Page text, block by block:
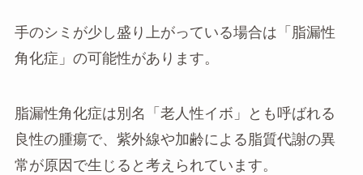
手のシミが少し盛り上がっている場合は「脂漏性
角化症」の可能性があります。
脂漏性角化症は別名「老人性イボ」とも呼ばれる
良性の腫瘍で、紫外線や加齢による脂質代謝の異
常が原因で生じると考えられています。